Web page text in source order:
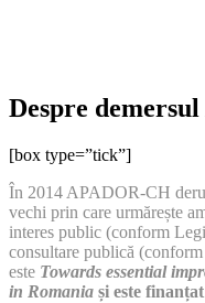
Despre
[box type=”tick”]
În 2014 APADOR-CH
vechi prin care urmărește
interes public (conform
consultare publică
este Towards essential
in Romania și este